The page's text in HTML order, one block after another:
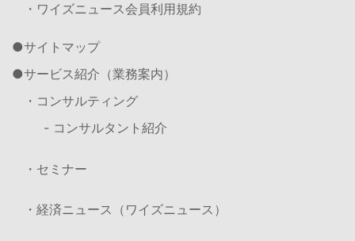
・ワイズニュース会員利用規約
サイトマップ
サービス紹介（業務案内）
・コンサルティング
- コンサルタント紹介
・セミナー
・経済ニュース（ワイズニュース）